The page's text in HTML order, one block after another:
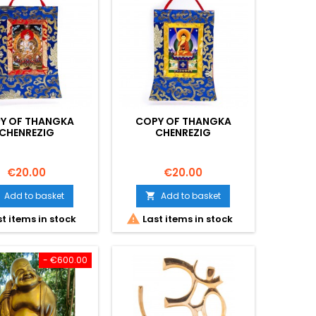
OF THANGKA
CHENREZIG
Price
€20.00
Add to basket
items in stock
COPY OF THANGKA
CHENREZIG
Price
€20.00
 Add to basket
 Last items in stock
- €600.00